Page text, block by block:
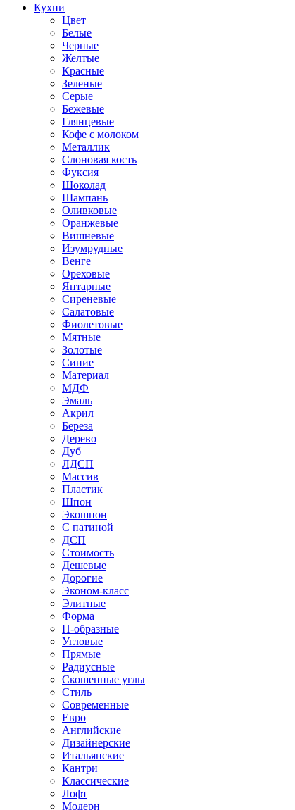
Кухни
Цвет
Белые
Черные
Желтые
Красные
Зеленые
Серые
Бежевые
Глянцевые
Кофе с молоком
Металлик
Слоновая кость
Фуксия
Шоколад
Шампань
Оливковые
Оранжевые
Вишневые
Изумрудные
Венге
Ореховые
Янтарные
Сиреневые
Салатовые
Фиолетовые
Мятные
Золотые
Синие
Материал
МДФ
Эмаль
Акрил
Береза
Дерево
Дуб
ЛДСП
Массив
Пластик
Шпон
Экошпон
С патиной
ДСП
Стоимость
Дешевые
Дорогие
Эконом-класс
Элитные
Форма
П-образные
Угловые
Прямые
Радиусные
Скошенные углы
Стиль
Современные
Евро
Английские
Дизайнерские
Итальянские
Кантри
Классические
Лофт
Модерн